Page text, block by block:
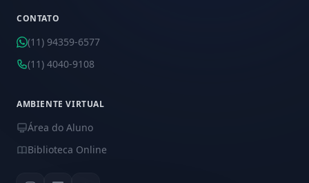
CONTATO
(11) 94359-6577
(11) 4040-9108
AMBIENTE VIRTUAL
Área do Aluno
Biblioteca Online